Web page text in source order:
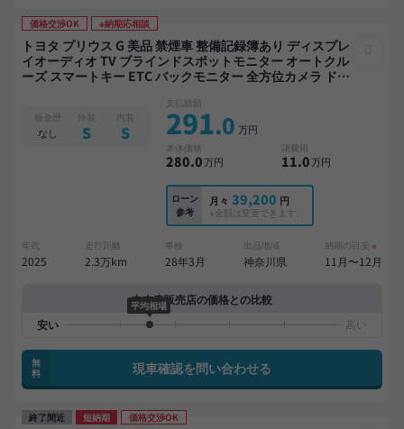
価格交渉OK ※納期応相談
トヨタ プリウス G 美品 禁煙車 整備記録簿あり ディスプレ
イオーディオ TV ブラインドスポットモニター オートクル
ーズ スマートキー ETC バックモニター 全方位カメラ ドラ
板金歴
なし
外装
S
内装
S
支払総額
291.0 万円
本体価格
280.0万円
諸費用
11.0万円
ローン
参考
月々 39,200 円
※金額は変更できます。
年式
2025
走行距離
2.3万km
車検
28年3月
出品地域
神奈川県
納期の目安 ※
11月〜12月
中古車販売店の価格との比較
平均相場
無
料
現車確認を問い合わせる
終了間近 短納期 価格交渉OK